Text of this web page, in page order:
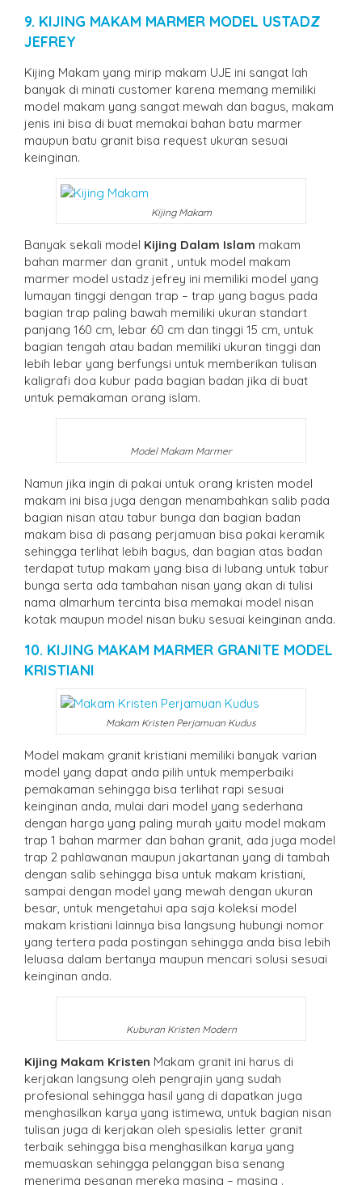
9. KIJING MAKAM MARMER MODEL USTADZ
JEFREY
Kijing Makam yang mirip makam UJE ini sangat lah
banyak di minati customer karena memang memiliki
model makam yang sangat mewah dan bagus, makam
jenis ini bisa di buat memakai bahan batu marmer
maupun batu granit bisa request ukuran sesuai
keinginan.
Kijing Makam
Banyak sekali model Kijing Dalam Islam makam
bahan marmer dan granit , untuk model makam
marmer model ustadz jefrey ini memiliki model yang
lumayan tinggi dengan trap – trap yang bagus pada
bagian trap paling bawah memiliki ukuran standart
panjang 160 cm, lebar 60 cm dan tinggi 15 cm, untuk
bagian tengah atau badan memiliki ukuran tinggi dan
lebih lebar yang berfungsi untuk memberikan tulisan
kaligrafi doa kubur pada bagian badan jika di buat
untuk pemakaman orang islam.
Model Makam Marmer
Namun jika ingin di pakai untuk orang kristen model
makam ini bisa juga dengan menambahkan salib pada
bagian nisan atau tabur bunga dan bagian badan
makam bisa di pasang perjamuan bisa pakai keramik
sehingga terlihat lebih bagus, dan bagian atas badan
terdapat tutup makam yang bisa di lubang untuk tabur
bunga serta ada tambahan nisan yang akan di tulisi
nama almarhum tercinta bisa memakai model nisan
kotak maupun model nisan buku sesuai keinginan anda.
10. KIJING MAKAM MARMER GRANITE MODEL
KRISTIANI
Makam Kristen Perjamuan Kudus
Model makam granit kristiani memiliki banyak varian
model yang dapat anda pilih untuk memperbaiki
pemakaman sehingga bisa terlihat rapi sesuai
keinginan anda, mulai dari model yang sederhana
dengan harga yang paling murah yaitu model makam
trap 1 bahan marmer dan bahan granit, ada juga model
trap 2 pahlawanan maupun jakartanan yang di tambah
dengan salib sehingga bisa untuk makam kristiani,
sampai dengan model yang mewah dengan ukuran
besar, untuk mengetahui apa saja koleksi model
makam kristiani lainnya bisa langsung hubungi nomor
yang tertera pada postingan sehingga anda bisa lebih
leluasa dalam bertanya maupun mencari solusi sesuai
keinginan anda.
Kuburan Kristen Modern
Kijing Makam Kristen Makam granit ini harus di
kerjakan langsung oleh pengrajin yang sudah
profesional sehingga hasil yang di dapatkan juga
menghasilkan karya yang istimewa, untuk bagian nisan
tulisan juga di kerjakan oleh spesialis letter granit
terbaik sehingga bisa menghasilkan karya yang
memuaskan sehingga pelanggan bisa senang
menerima pesanan mereka masing – masing .